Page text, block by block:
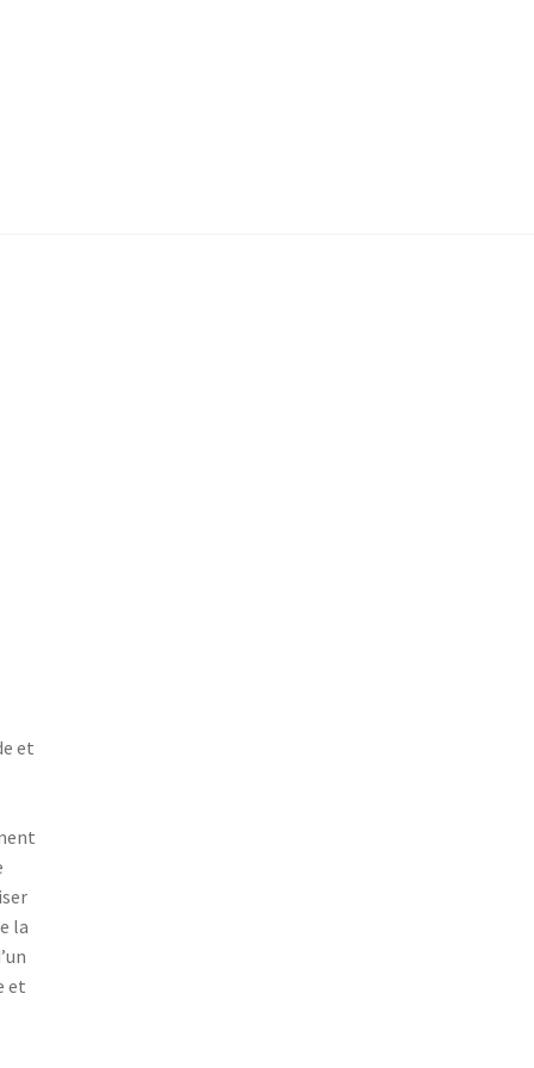
et
la
et